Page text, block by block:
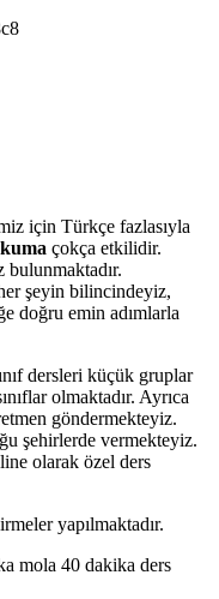
için Türkçe fazlasıyla
çokça etkilidir.
bulunmaktadır.
şeyin bilincindeyiz,
doğru emin adımlarla
dersleri küçük gruplar
olmaktadır. Ayrıca
göndermekteyiz.
şehirlerde vermekteyiz.
olarak özel ders
yapılmaktadır.
mola 40 dakika ders